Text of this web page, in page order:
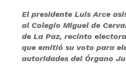
El presidente Luis Arce
al Colegio Miguel de
de La Paz, recinto
que emitió su voto para
autoridades del Órgano